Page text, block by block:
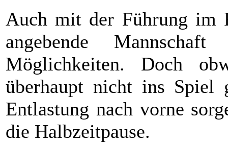
Auch mit der Führung im
angebende
Möglichkeiten. Doch
überhaupt nicht ins Spiel
Entlastung nach vorne
die Halbzeitpause.